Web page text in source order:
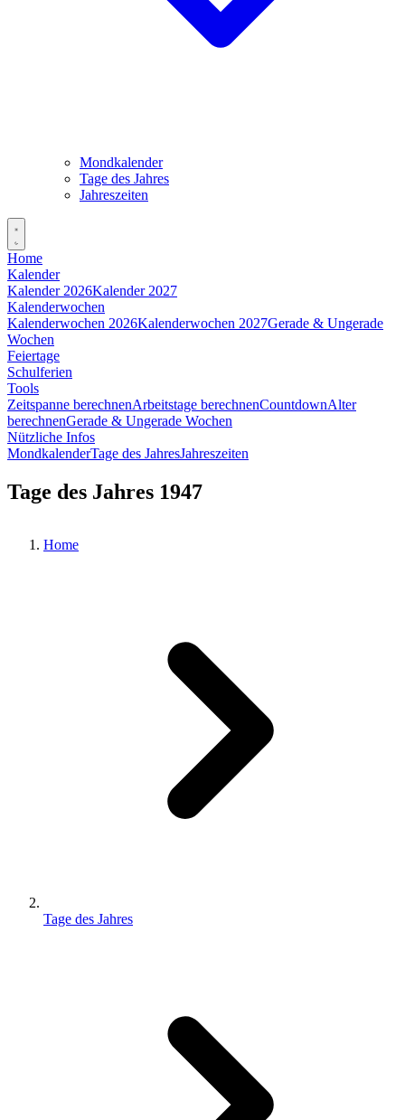
Mondkalender
Tage des Jahres
Jahreszeiten
Home
Kalender
Kalender 2026Kalender 2027
Kalenderwochen
Kalenderwochen 2026Kalenderwochen 2027Gerade & Ungerade
Wochen
Feiertage
Schulferien
Tools
Zeitspanne berechnenArbeitstage berechnenCountdownAlter
berechnenGerade & Ungerade Wochen
Nützliche Infos
MondkalenderTage des JahresJahreszeiten
Tage des Jahres 1947
Home
Tage des Jahres